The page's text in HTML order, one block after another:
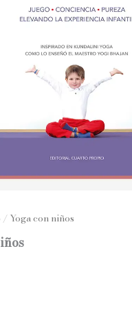
/ Yoga con niños